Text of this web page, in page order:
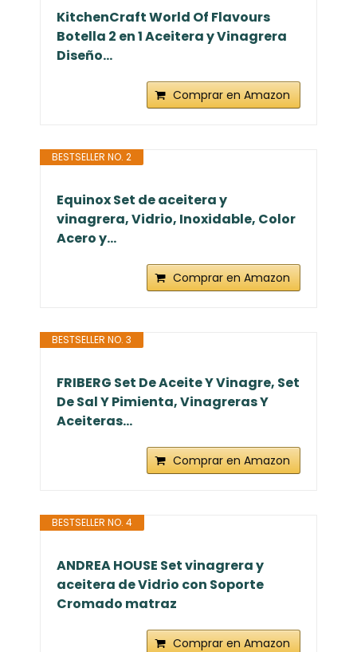
KitchenCraft World Of Flavours
Botella 2 en 1 Aceitera y Vinagrera
Diseño...
Comprar en Amazon
BESTSELLER NO. 2
Equinox Set de aceitera y
vinagrera, Vidrio, Inoxidable, Color
Acero y...
Comprar en Amazon
BESTSELLER NO. 3
FRIBERG Set De Aceite Y Vinagre, Set
De Sal Y Pimienta, Vinagreras Y
Aceiteras...
Comprar en Amazon
BESTSELLER NO. 4
ANDREA HOUSE Set vinagrera y
aceitera de Vidrio con Soporte
Cromado matraz
Comprar en Amazon